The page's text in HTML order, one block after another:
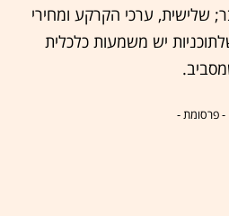
שלישית, ערכי הקרקע ומחירי
יש משמעות כלכלית
- פרסומת -